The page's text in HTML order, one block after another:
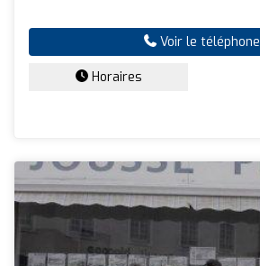
Voir le téléphone
Horaires